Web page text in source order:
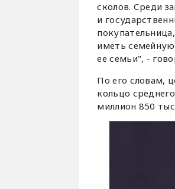
сколов. Среди
и
иметь
ее семьи", -
По его словам,
кольцо
миллион 850